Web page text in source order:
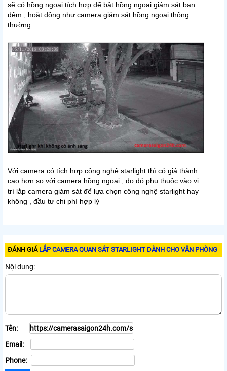
sẽ có hồng ngoại tích hợp để bật hồng ngoại giám sát ban
đêm , hoặt động như camera giám sát hồng ngoại thông
thường.
Với camera có tích hợp công nghệ starlight thì có giá thành
cao hơn so với camera hồng ngoại , do đó phụ thuộc vào vị
trí lắp camera giám sát để lựa chọn công nghệ starlight hay
không , đầu tư chi phí hợp lý
ĐÁNH GIÁ LẮP CAMERA QUAN SÁT STARLIGHT DÀNH CHO VĂN PHÒNG
Nội dung:
Tên:
Email:
Phone: